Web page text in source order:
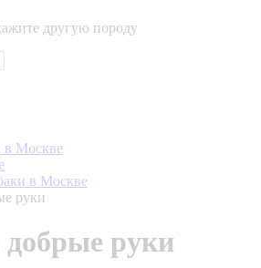
другую породу
Москве
в Москве
руки
руки